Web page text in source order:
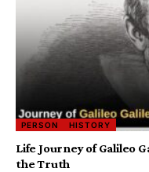
PERSON HISTORY
Life Journey of Galileo
the Truth